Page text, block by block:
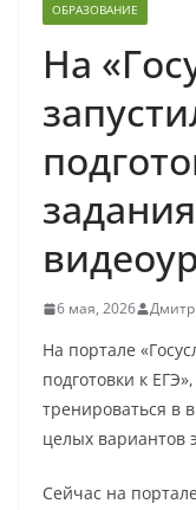
ОБРАЗОВАНИЕ
На
6 мая, 2026
На портале
подготовки к
тренироваться в
целых вариантов
Сейчас на